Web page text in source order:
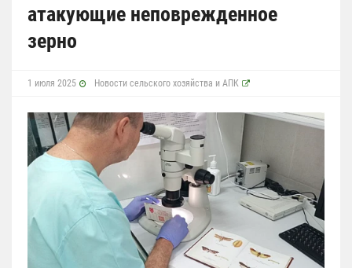
атакующие неповрежденное
зерно
1 июля 2025 Новости сельского хозяйства и АПК